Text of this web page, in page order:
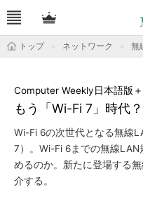
トップ ネットワーク 無
もう「Wi-Fi 7」時代
Computer Weekly日本語版
Wi-Fi 6の次世代となる無線
7）。Wi-Fi 6までの無線
めるのか。新たに登場する
介する。